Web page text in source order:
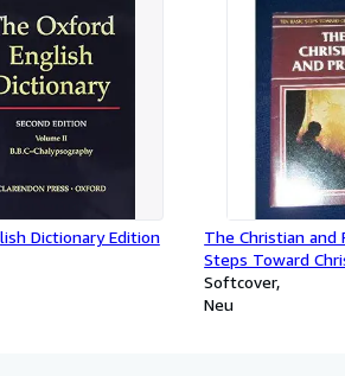
Dictionary Edition
The Christian and
Steps Toward
Step #4
Softcover
Neu